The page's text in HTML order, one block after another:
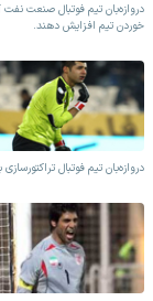
دروازه‌بان تیم فوتبال صنعت
خوردن تیم افزایش دهند.
دروازه‌بان تیم فوتبال